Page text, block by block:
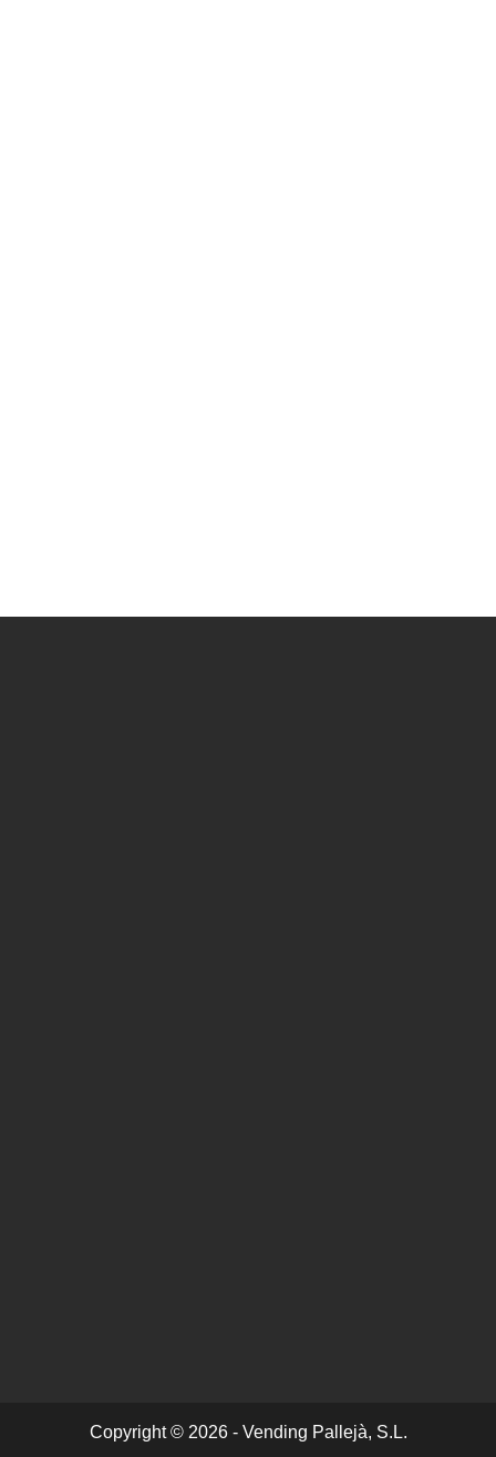
Copyright © 2026 - Vending Pallejà, S.L.